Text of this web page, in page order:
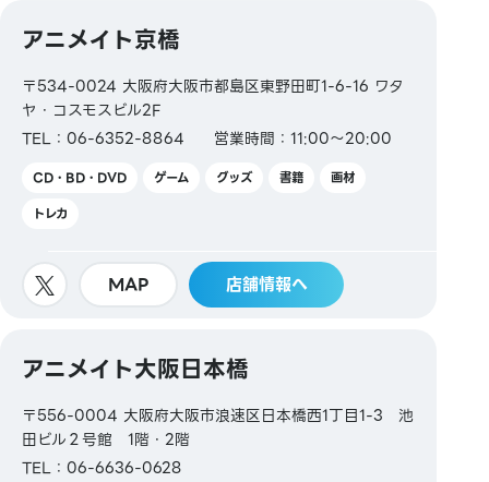
アニメイト京橋
〒534-0024 大阪府大阪市都島区東野田町1-6-16 ワタ
ヤ・コスモスビル2F
TEL：06-6352-8864
営業時間：11:00～20:00
CD・BD・DVD ゲーム グッズ 書籍
画材
トレカ
MAP 店舗情報へ
アニメイト大阪日本橋
〒556-0004 大阪府大阪市浪速区日本橋西1丁目1-3 池
田ビル２号館 1階・2階
TEL：06-6636-0628